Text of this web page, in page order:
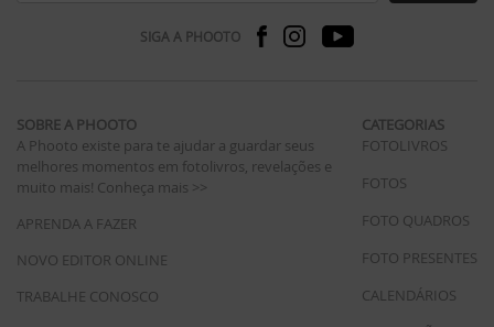
SIGA A PHOOTO
SOBRE A PHOOTO
A Phooto existe para te ajudar a guardar seus
melhores momentos em fotolivros, revelações e
muito mais! Conheça mais >>
APRENDA A FAZER
NOVO EDITOR ONLINE
TRABALHE CONOSCO
CATEGORIAS
FOTOLIVROS
FOTOS
FOTO QUADROS
FOTO PRESENTES
CALENDÁRIOS